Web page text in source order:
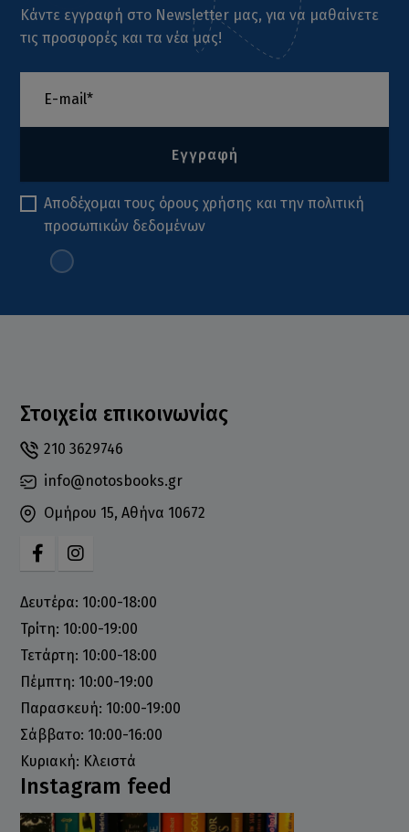
Κάντε εγγραφή στο Newsletter μας, για να μαθαίνετε
τις προσφορές και τα νέα μας!
Εγγραφή
Αποδέχομαι τους όρους χρήσης και τηνπολιτική
προσωπικών δεδομένων
Στοιχεία επικοινωνίας
210 3629746
info@notosbooks.gr
Ομήρου 15, Αθήνα 10672
Δευτέρα: 10:00-18:00
Τρίτη: 10:00-19:00
Τετάρτη: 10:00-18:00
Πέμπτη: 10:00-19:00
Παρασκευή: 10:00-19:00
Σάββατο: 10:00-16:00
Κυριακή: Κλειστά
Instagram feed